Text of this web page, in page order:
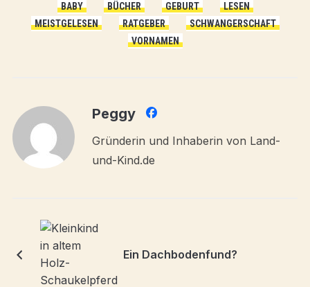
BABY BÜCHER GEBURT
LESEN
MEISTGELESEN
RATGEBER
SCHWANGERSCHAFT
VORNAMEN
Peggy
Gründerin und Inhaberin von Land-
und-Kind.de
Ein Dachbodenfund?